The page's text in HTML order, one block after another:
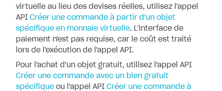
virtuelle au lieu des devises réelles, utilisez l'appel
API Créer une commande à partir d'un objet
spécifique en monnaie virtuelle. L'interface de
paiement n'est pas requise, car le coût est traité
lors de l'exécution de l'appel API.
Pour l'achat d'un objet gratuit, utilisez l'appel API
Créer une commande avec un bien gratuit
spécifique ou l'appel API Créer une commande à